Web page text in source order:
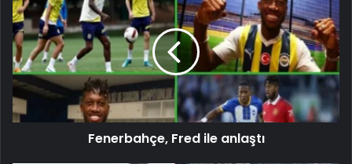
Fenerbahçe, Fred ile anlaştı